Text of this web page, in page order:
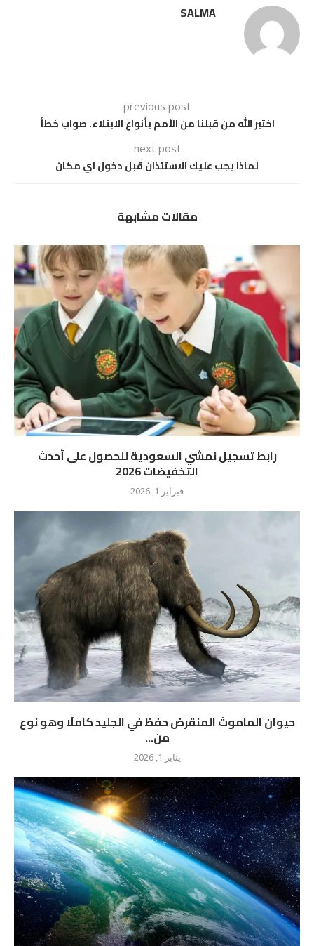
SALMA
previous post
اختبر الله من قبلنا من الأمم بأنواع الابتلاء. صواب خطأ
next post
لماذا يجب عليك الاستئذان قبل دخول اي مكان
مقالات مشابهة
رابط تسجيل نمشي السعودية للحصول على أحدث
التخفيضات 2026
فبراير 1, 2026
حيوان الماموث المنقرض حفظ في الجليد كاملًا وهو نوع
من...
يناير 1, 2026